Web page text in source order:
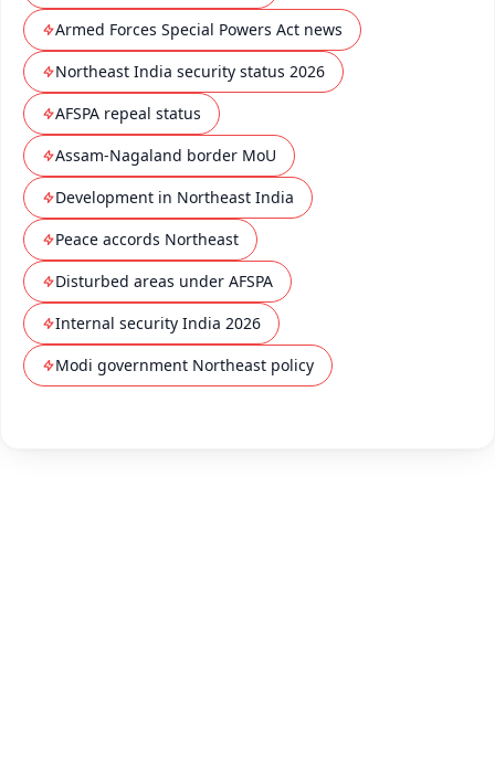
Armed Forces Special Powers Act news
Northeast India security status 2026
AFSPA repeal status
Assam-Nagaland border MoU
Development in Northeast India
Peace accords Northeast
Disturbed areas under AFSPA
Internal security India 2026
Modi government Northeast policy